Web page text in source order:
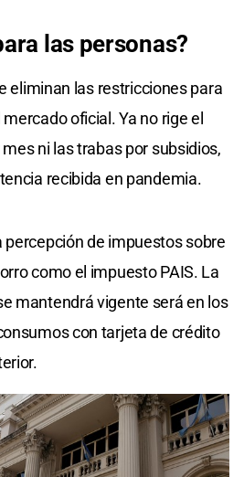
las personas?
eliminan las restricciones para
oficial. Ya no rige el
ni las trabas por subsidios,
recibida en pandemia.
percepción de impuestos sobre
como el impuesto PAIS. La
mantendrá vigente será en los
con tarjeta de crédito